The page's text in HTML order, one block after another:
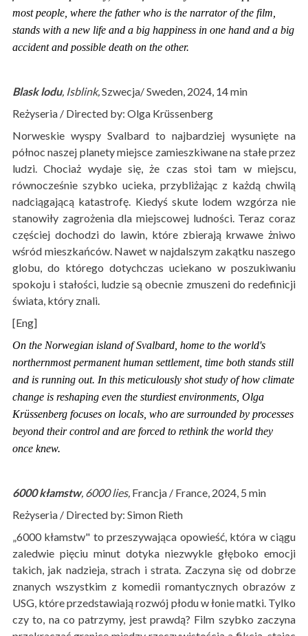
most people, where the father who is the narrator of the film,
stands with a new life and a big happiness in one hand and a big
accident and possible death on the other.
Blask lodu, Isblink, Szwecja/ Sweden, 2024, 14 min
Reżyseria / Directed by: Olga Krüssenberg
Norweskie wyspy Svalbard to najbardziej wysunięte na
północ naszej planety miejsce zamieszkiwane na stałe przez
ludzi. Chociaż wydaje się, że czas stoi tam w miejscu,
równocześnie szybko ucieka, przybliżając z każdą chwilą
nadciągającą katastrofę. Kiedyś skute lodem wzgórza nie
stanowiły zagrożenia dla miejscowej ludności. Teraz coraz
częściej dochodzi do lawin, które zbierają krwawe żniwo
wśród mieszkańców. Nawet w najdalszym zakątku naszego
globu, do którego dotychczas uciekano w poszukiwaniu
spokoju i stałości, ludzie są obecnie zmuszeni do redefinicji
świata, który znali.
[Eng]
On the Norwegian island of Svalbard, home to the world's
northernmost permanent human settlement, time both stands still
and is running out. In this meticulously shot study of how climate
change is reshaping even the sturdiest environments, Olga
Krüssenberg focuses on locals, who are surrounded by processes
beyond their control and are forced to rethink the world they
once knew.
6000 kłamstw, 6000 lies, Francja / France, 2024, 5 min
Reżyseria / Directed by: Simon Rieth
„6000 kłamstw" to przeszywająca opowieść, która w ciągu
zaledwie pięciu minut dotyka niezwykle głęboko emocji
takich, jak nadzieja, strach i strata. Zaczyna się od dobrze
znanych wszystkim z komedii romantycznych obrazów z
USG, które przedstawiają rozwój płodu w łonie matki. Tylko
czy to, na co patrzymy, jest prawdą? Film szybko zaczyna